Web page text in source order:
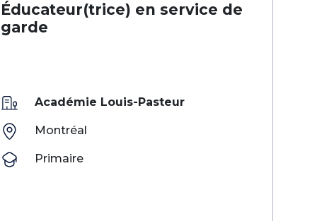
Éducateur(trice) en service de
garde
Académie Louis-Pasteur
Montréal
Primaire